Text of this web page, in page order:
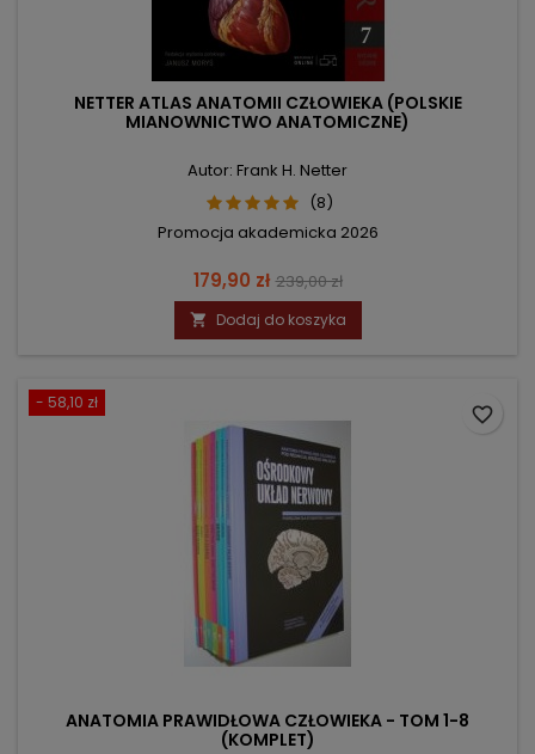
NETTER ATLAS ANATOMII CZŁOWIEKA (POLSKIE
MIANOWNICTWO ANATOMICZNE)
Autor: Frank H. Netter
(8)
Promocja akademicka 2026
Cena
179,90 zł Cena
podstawowa
239,00 zł
 Dodaj do koszyka
- 58,10 zł
ANATOMIA PRAWIDŁOWA CZŁOWIEKA - TOM 1-8
(KOMPLET)
favorite_border